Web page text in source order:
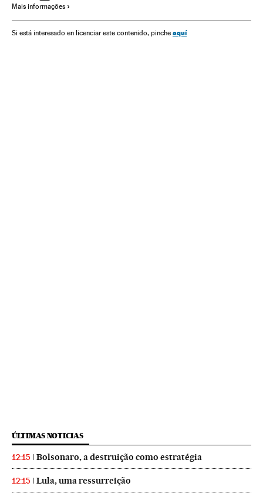
Segurança penitenciária
Brasil Delinquência Violência América Justiça
Mais informações
Si está interesado en licenciar este contenido, pinche aquí
ÚLTIMAS NOTICIAS
12:15 Bolsonaro, a destruição como estratégia
12:15 Lula, uma ressurreição